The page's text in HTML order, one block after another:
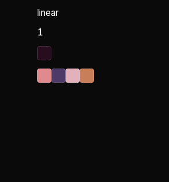
linear
1